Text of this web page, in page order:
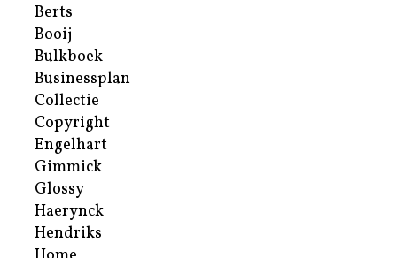
Berts
Booij
Bulkboek
Businessplan
Collectie
Copyright
Engelhart
Gimmick
Glossy
Haerynck
Hendriks